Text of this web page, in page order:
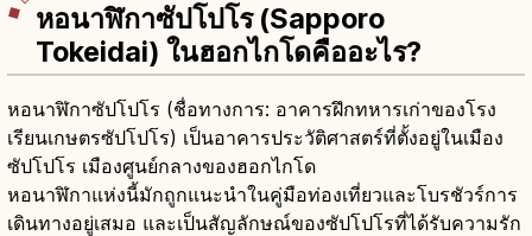
หอนาฬิกาซัปโปโร (Sapporo
Tokeidai) ในฮอกไกโดคืออะไร?
หอนาฬิกาซัปโปโร (ชื่อทางการ: อาคารฝึกทหารเก่าของโรง
เรียนเกษตรซัปโปโร) เป็นอาคารประวัติศาสตร์ที่ตั้งอยู่ในเมือง
ซัปโปโร เมืองศูนย์กลางของฮอกไกโด
หอนาฬิกาแห่งนี้มักถูกแนะนำในคู่มือท่องเที่ยวและโบรชัวร์การ
เดินทางอยู่เสมอ และเป็นสัญลักษณ์ของซัปโปโรที่ได้รับความรัก